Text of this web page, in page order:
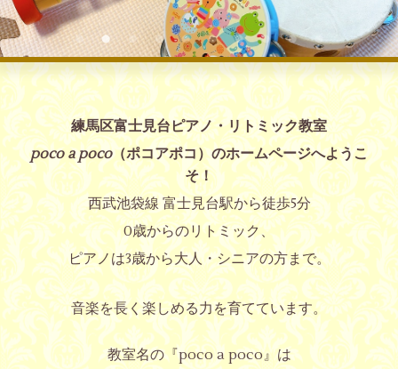
練馬区富士見台ピアノ・リトミック教室
poco a poco（ポコアポコ）のホームページへようこ
そ！
西武池袋線 富士見台駅から徒歩5分
0歳からのリトミック、
ピアノは3歳から大人・シニアの方まで。
音楽を長く楽しめる力を育てています。
教室名の『poco a poco』は